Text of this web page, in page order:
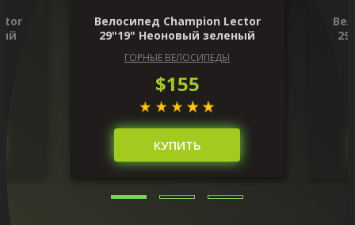
Велосипед Champion Lector
29"19" Неоновый зеленый
ГОРНЫЕ ВЕЛОСИПЕДЫ
$155
КУПИТЬ